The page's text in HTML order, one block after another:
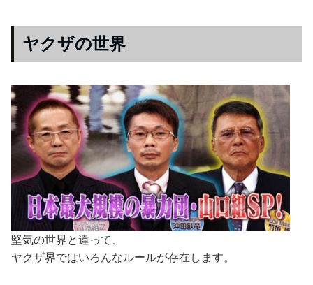
ヤクザの世界
堅気の世界と違って、
ヤクザ界ではいろんなルールが存在します。